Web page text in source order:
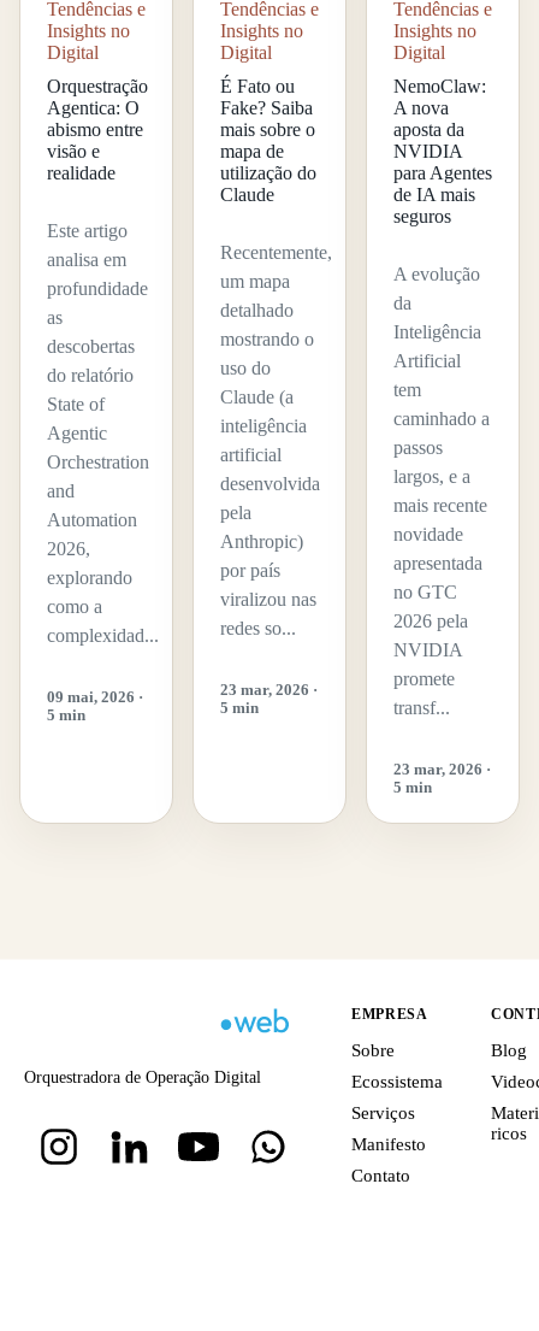
Tendências e
Insights no
Digital
Orquestração
Agentica: O
abismo entre
visão e
realidade
Este artigo
analisa em
profundidade
as
descobertas
do relatório
State of
Agentic
Orchestration
and
Automation
2026,
explorando
como a
complexidad...
09 mai, 2026 ·
5 min
Tendências e
Insights no
Digital
É Fato ou
Fake? Saiba
mais sobre o
mapa de
utilização do
Claude
Recentemente,
um mapa
detalhado
mostrando o
uso do
Claude (a
inteligência
artificial
desenvolvida
pela
Anthropic)
por país
viralizou nas
redes so...
23 mar, 2026 ·
5 min
Tendências e
Insights no
Digital
NemoClaw:
A nova
aposta da
NVIDIA
para Agentes
de IA mais
seguros
A evolução
da
Inteligência
Artificial
tem
caminhado a
passos
largos, e a
mais recente
novidade
apresentada
no GTC
2026 pela
NVIDIA
promete
transf...
23 mar, 2026 ·
5 min
Orquestradora de Operação Digital
EMPRESA
Sobre
Ecossistema
Serviços
Manifesto
Contato
Blog
ricos